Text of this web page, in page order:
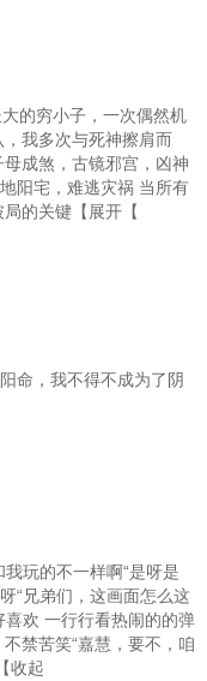
的穷小子，一次偶然机
我多次与死神擦肩而
成煞，古镜邪宫，凶神
阳宅，难逃灾祸 当所有
的关键【展开【
命，我不得不成为了阴
玩的不一样啊“是呀是
“兄弟们，这画面怎么这
喜欢 一行行看热闹的的弹
禁苦笑“嘉慧，要不，咱
收起